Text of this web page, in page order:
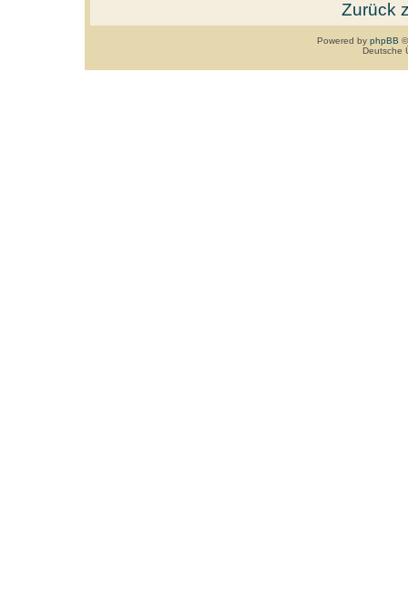
Zurück
Powered by phpBB
Deutsche